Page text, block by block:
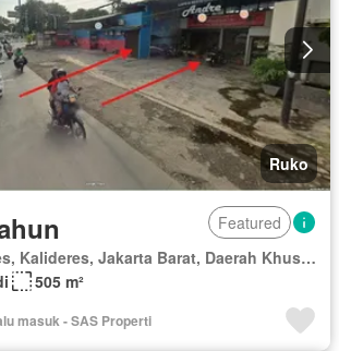
Ruko
Featured
RW 12, Kalideres, Kalideres, Jakarta Barat, Daerah Khusus Ibukota Jakarta
505 m²
masuk - SAS Properti